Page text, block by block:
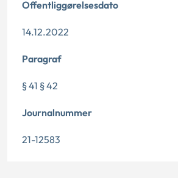
Offentliggørelsesdato
14.12.2022
Paragraf
§ 41 § 42
Journalnummer
21-12583